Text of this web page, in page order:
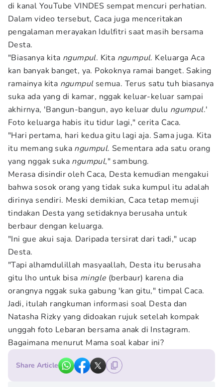
di kanal YouTube VINDES sempat mencuri perhatian.
Dalam video tersebut, Caca juga menceritakan
pengalaman merayakan Idulfitri saat masih bersama
Desta.
"Biasanya kita ngumpul. Kita ngumpul. Keluarga Aca
kan banyak banget, ya. Pokoknya ramai banget. Saking
ramainya kita ngumpulsemua. Terus satu tuh biasanya
suka ada yang di kamar, nggak keluar-keluar sampai
akhirnya, 'Bangun-bangun, ayo keluar dulu ngumpul.'
Foto keluarga habis itu tidur lagi," cerita Caca.
"Hari pertama, hari kedua gitu lagi aja. Sama juga. Kita
itu memang suka ngumpul. Sementara ada satu orang
yang nggak suka ngumpul," sambung.
Merasa disindir oleh Caca, Desta kemudian mengakui
bahwa sosok orang yang tidak suka kumpul itu adalah
dirinya sendiri. Meski demikian, Caca tetap memuji
tindakan Desta yang setidaknya berusaha untuk
berbaur dengan keluarga.
"Ini gue akui saja. Daripada tersirat dari tadi," ucap
Desta.
"Tapi alhamdulillah masyaallah, Desta itu berusaha
gitu lho untuk bisa mingle (berbaur) karena dia
orangnya nggak suka gabung 'kan gitu," timpal Caca.
Jadi, itulah rangkuman informasi soal Desta dan
Natasha Rizky yang didoakan rujuk setelah kompak
unggah foto Lebaran bersama anak di Instagram.
Bagaimana menurut Mama soal kabar ini?
Share Article